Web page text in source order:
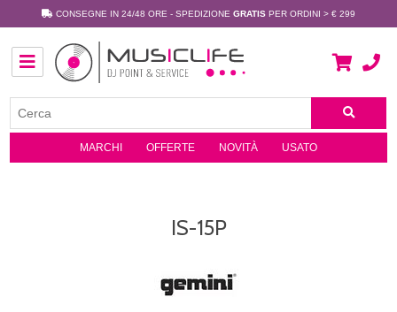
CONSEGNE IN 24/48 ORE - SPEDIZIONE GRATIS PER ORDINI > € 299
MARCHI OFFERTE NOVITÀ USATO
IS-15P